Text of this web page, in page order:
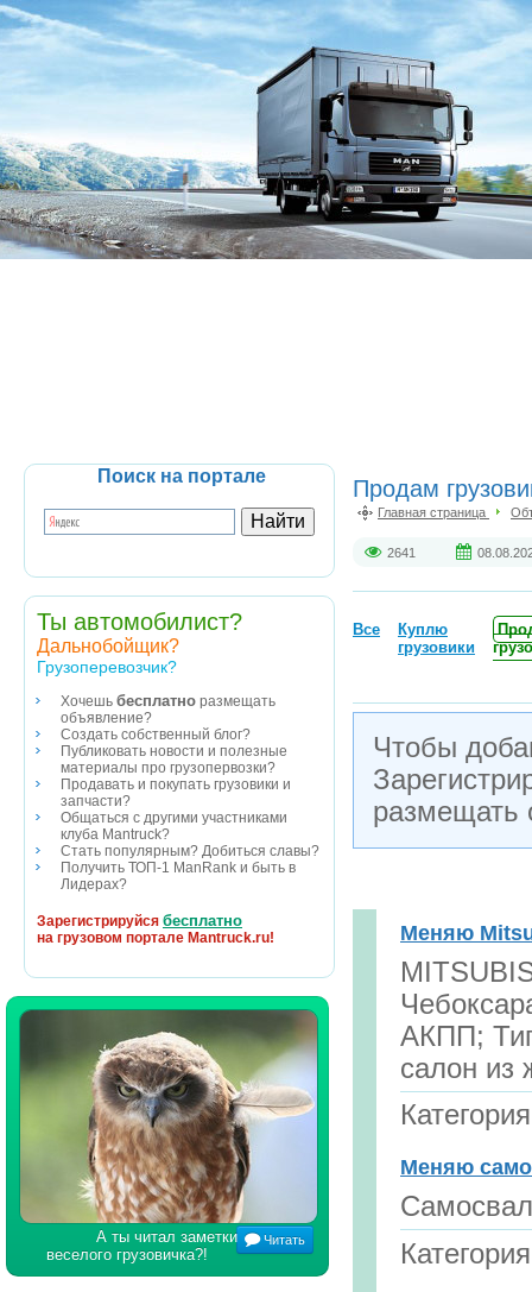
Поиск на портале
Ты автомобилист?
Дальнобойщик?
Грузоперевозчик?
Хочешь бесплатно размещать
объявление?
Создать собственный блог?
Публиковать новости и полезные
материалы про грузопервозки?
Продавать и покупать грузовики и
запчасти?
Общаться с другими участниками
клуба Mantruck?
Стать популярным? Добиться славы?
Получить ТОП-1 ManRank и быть в
Лидерах?
Зарегистрируйся бесплатно
на грузовом портале Mantruck.ru!
А ты читал заметки
веселого грузовичка?!
Читать
Продам
Главная страница
2641
Все
Куплю
грузовики
Чтобы
размещать
Меняю
АКПП;
салон из
Меняю